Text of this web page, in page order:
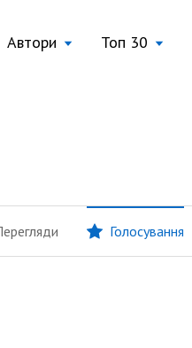
Автори Топ 30
Голосування